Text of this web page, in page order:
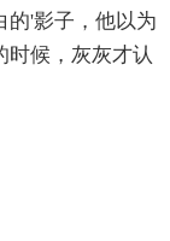
的'影子，他以为
时候，灰灰才认